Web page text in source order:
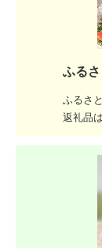
ふる
ふるさ
返礼品